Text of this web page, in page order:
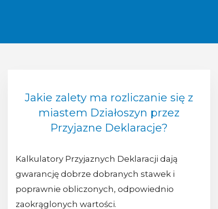
Jakie zalety ma rozliczanie się z
miastem Działoszyn przez
Przyjazne Deklaracje?
Kalkulatory Przyjaznych Deklaracji dają
gwarancję dobrze dobranych stawek i
poprawnie obliczonych, odpowiednio
zaokrąglonych wartości.